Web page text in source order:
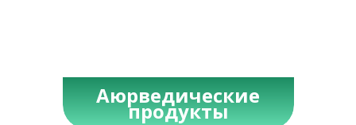
Аюрведические
продукты